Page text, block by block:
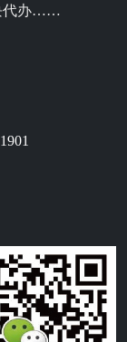
代办……